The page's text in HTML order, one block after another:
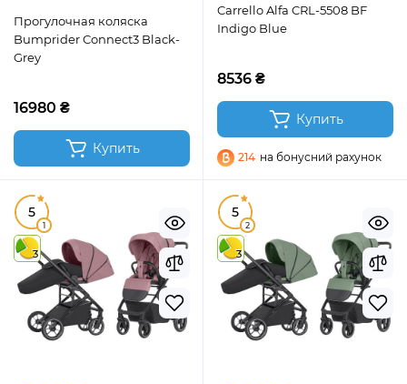
Прогулочная коляска
Bumprider Connect3 Black-
Grey
16980 ₴
Купить
Carrello Alfa CRL-5508 BF
Indigo Blue
8536 ₴
Купить
214 на бонусний рахунок
5
1
3
5
2
3